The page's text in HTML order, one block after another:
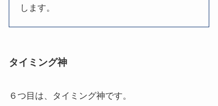
します。
タイミング神
６つ目は、タイミング神です。